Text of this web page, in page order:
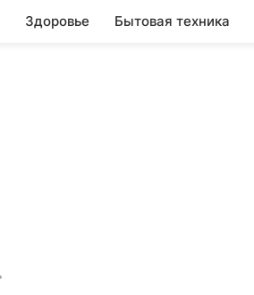
Здоровье Бытовая техника